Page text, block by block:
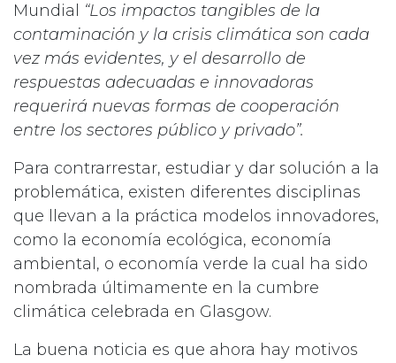
Mundial “Los impactos tangibles de la
contaminación y la crisis climática son cada
vez más evidentes, y el desarrollo de
respuestas adecuadas e innovadoras
requerirá nuevas formas de cooperación
entre los sectores público y privado”.
Para contrarrestar, estudiar y dar solución a la
problemática, existen diferentes disciplinas
que llevan a la práctica modelos innovadores,
como la economía ecológica, economía
ambiental, o economía verde la cual ha sido
nombrada últimamente en la cumbre
climática celebrada en Glasgow.
La buena noticia es que ahora hay motivos